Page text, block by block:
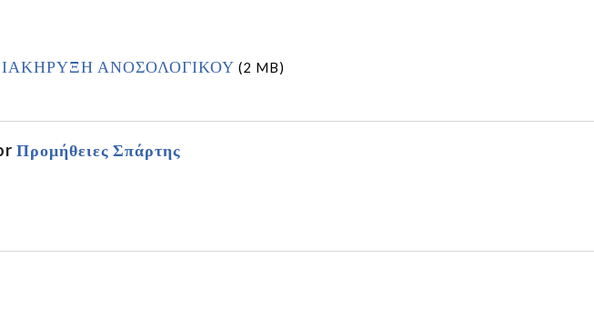
ΑΝΟΣΟΛΟΓΙΚΟΥ (2 MB)
Προμήθειες Σπάρτης